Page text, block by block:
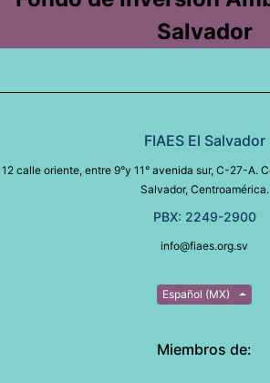
Salvador
FIAES El Salvador
12 calle oriente, entre 9°y 11° avenida sur, C-27-A.
Salvador, Centroamérica.
PBX: 2249-2900
info@fiaes.org.sv
Español (MX)
Miembros de: